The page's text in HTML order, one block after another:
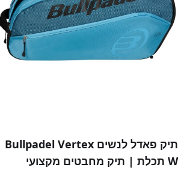
ישירות מ-Bullpadel ספרד 🔐 מספר סידורי ייחודי
לישראל על כל מחבט — לאימות מקוריות ולרישום
אחריות יצרן 🛡️ אחריות יבואן רשמית 6 חודשים על
פגמי ייצור 🚚 משלוח מהיר לכל הארץ · איסוף עצמי
בכפר המכביה 📞 ייעוץ אישי מומחה: 077-363-
תיק פאדל לנשים Bullpadel Vertex
W תכלת | תיק מחבטים מקצועי